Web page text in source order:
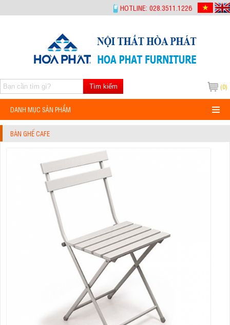
HOTLINE: 028.3511.1226
(0)
Tìm kiếm
DANH MỤC SẢN PHẨM
BÀN GHẾ CAFE